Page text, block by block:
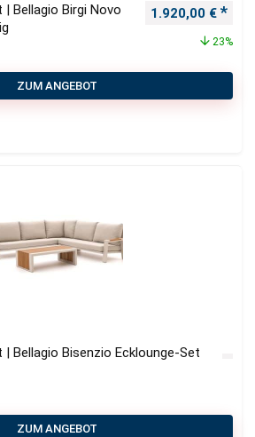
Bellagio Birgi Novo
Ursprünglicher
1.920,00 €
23%
ZUM ANGEBOT
| Bellagio Bisenzio Ecklounge-Set
ZUM ANGEBOT